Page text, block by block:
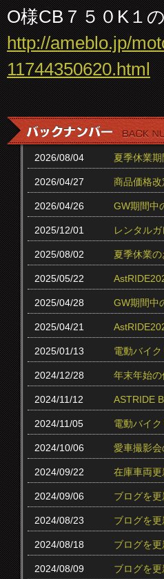
O様CB７５０K１
http://ameblo.jp/
11744350620.html
2026/08/04 夏季休業
2026/04/27 商品価格
2026/04/26 GW期間中
2025/12/01 レンタル
2025/08/02 夏季休業
2025/05/22
2025/04/28 GW期間中
2025/04/21
2025/01/13 電動バイ
2024/12/28 年末年始
2024/11/12 ASTRIDE
2024/11/05 電動バイ
2024/10/06 愛車撮影
2024/09/22 在庫車両
2024/09/06 ブログを
2024/08/23 ブログを
2024/08/18 ブログを
2024/08/09 ブログを